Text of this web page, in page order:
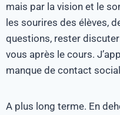
mais par la vision et le
les sourires des élèves,
questions, rester
vous après le cours.
manque de contact
A plus long terme. En